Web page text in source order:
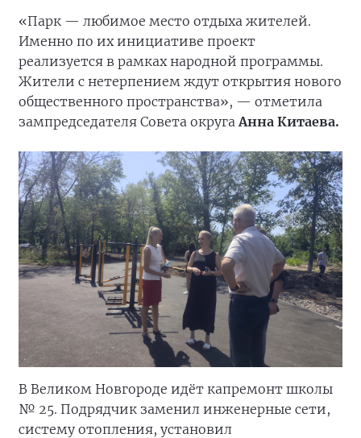
«Парк — любимое место отдыха жителей.
Именно по их инициативе проект
реализуется в рамках народной программы.
Жители с нетерпением ждут открытия нового
общественного пространства», — отметила
зампредседателя Совета округа Анна Китаева.
В Великом Новгороде идёт капремонт школы
№ 25. Подрядчик заменил инженерные сети,
систему отопления, установил